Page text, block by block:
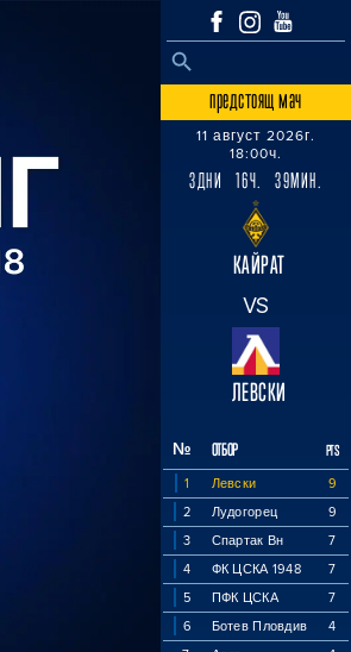
Search
SEARCH BUTTON
предстоящ мач
11 август 2026г.
18:00ч.
3ДНИ 16Ч. 39МИН.
КАЙРАТ
VS
ЛЕВСКИ
№ ОТБОР PTS
1 Левски
9
2
Лудогорец
9
3
Спартак Вн
7
4
ФК ЦСКА 1948
7
5
ПФК ЦСКА
7
6
Ботев Пловдив
4